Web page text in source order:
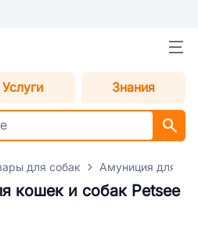
Услуги Знания
для собак Амуниция для
кошек и собак Petsee